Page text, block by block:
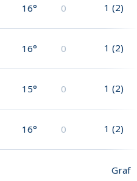
16° 0 1 (2)
16° 0 1 (2)
15° 0 1 (2)
16° 0 1 (2)
Graf